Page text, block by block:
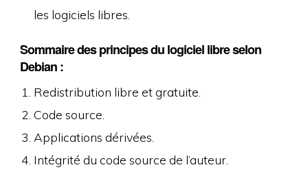
les logiciels libres.
Sommaire des principes du logiciel libre selon
Debian :
Redistribution libre et gratuite.
Code source.
Applications dérivées.
Intégrité du code source de l’auteur.